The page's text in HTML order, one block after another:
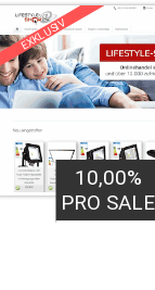
EXKLUSIV
10,00%
PRO SALE